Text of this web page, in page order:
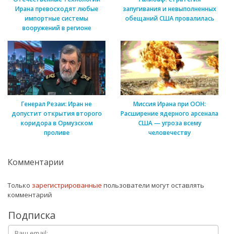
Ирана превосходят любые
импортные системы
вооружений в регионе
запугивания и невыполненных
обещаний США провалилась
Генерал Резаи: Иран не
допустит открытия второго
коридора в Ормузском
проливе
Миссия Ирана при ООН:
Расширение ядерного арсенала
США — угроза всему
человечеству
Комментарии
Только зарегистрированные пользователи могут оставлять
комментарий
Подписка